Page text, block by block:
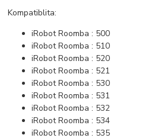
Kompatiblita:
iRobot Roomba : 500
iRobot Roomba : 510
iRobot Roomba : 520
iRobot Roomba : 521
iRobot Roomba : 530
iRobot Roomba : 531
iRobot Roomba : 532
iRobot Roomba : 534
iRobot Roomba : 535